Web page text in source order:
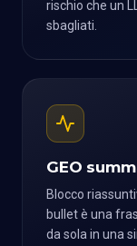
rischio che un
sbagliati.
GEO
Blocco
bullet è una
da sola in una